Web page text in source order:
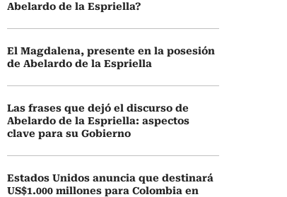
Abelardo de la Espriella?
El Magdalena, presente en la posesión
de Abelardo de la Espriella
Las frases que dejó el discurso de
Abelardo de la Espriella: aspectos
clave para su Gobierno
Estados Unidos anuncia que destinará
US$1.000 millones para Colombia en